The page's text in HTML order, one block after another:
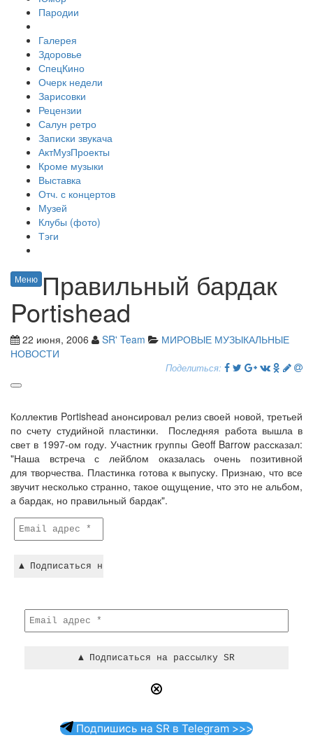
Пародии
Галерея
Здоровье
СпецКино
Очерк недели
Зарисовки
Рецензии
Салун ретро
Записки звукача
АктМузПроекты
Кроме музыки
Выставка
Отч. с концертов
Музей
Клубы (фото)
Тэги
Меню Правильный бардак
Portishead
22 июня, 2006 SR' Team
МИРОВЫЕ МУЗЫКАЛЬНЫЕ
НОВОСТИ
Поделиться:
Коллектив Portishead анонсировал релиз своей новой, третьей
по счету студийной пластинки. Последняя работа вышла в
свет в 1997-ом году. Участник группы Geoff Barrow рассказал:
"Наша встреча с лейблом оказалась очень позитивной
для творчества. Пластинка готова к выпуску. Признаю, что все
звучит несколько странно, такое ощущение, что это не альбом,
а бардак, но правильный бардак".
Подпишись на SR в Telegram >>>